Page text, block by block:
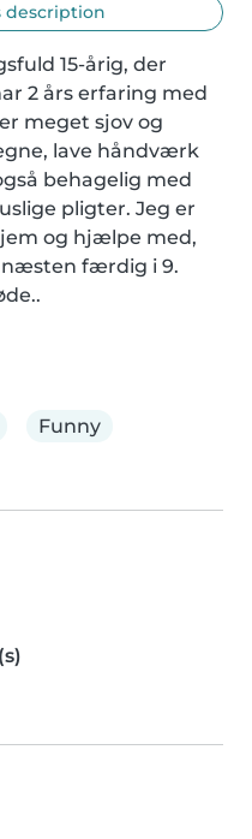
description
15-årig, der
2 års erfaring med
meget sjov og
lave håndværk
behagelig med
pligter. Jeg er
og hjælpe med,
næsten færdig i 9.
Funny